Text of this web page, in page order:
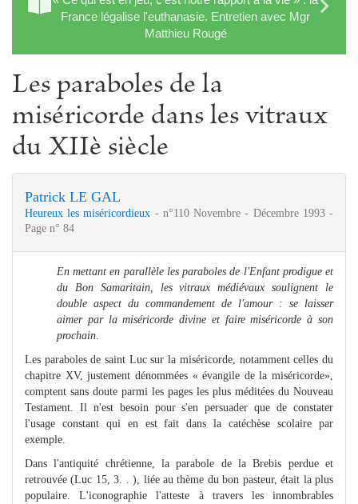
France légalise l'euthanasie. Entretien avec Mgr
Matthieu Rougé
Les paraboles de la
miséricorde dans les vitraux
du XIIè siècle
Patrick LE GAL
Heureux les miséricordieux - n°110 Novembre - Décembre 1993 -
Page n° 84
En mettant en parallèle les paraboles de l'Enfant prodigue et
du Bon Samaritain, les vitraux médiévaux soulignent le
double aspect du commandement de l'amour : se laisser
aimer par la miséricorde divine et faire miséricorde à son
prochain
Les paraboles de saint Luc sur la miséricorde, notamment celles du
chapitre XV, justement dénommées « évangile de la miséricorde»,
comptent sans doute parmi les pages les plus méditées du Nouveau
Testament. Il n'est besoin pour s'en persuader que de constater
l'usage constant qui en est fait dans la catéchèse scolaire par
exemple.
Dans l'antiquité chrétienne, la parabole de la Brebis perdue et
retrouvée (Luc 15, 3. . ), liée au thème du bon pasteur, était la plus
populaire. L'iconographie l'atteste à travers les innombrables